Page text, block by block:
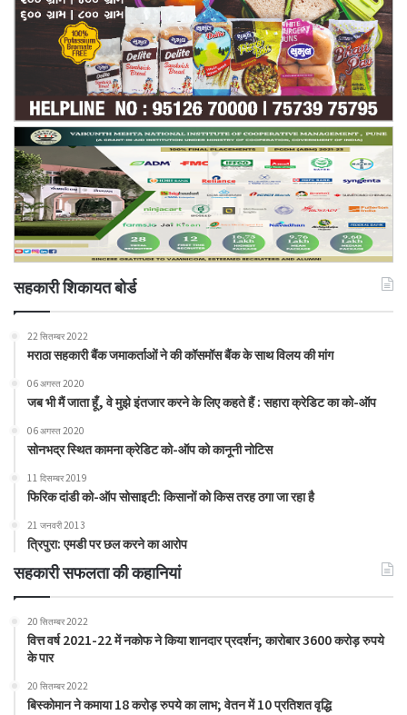
सहकारी शिकायत बोर्ड
22 सितम्बर 2022
मराठा सहकारी बैंक जमाकर्ताओं ने की कॉसमॉस बैंक के साथ विलय की मांग
06 अगस्त 2020
जब भी मैं जाता हूँ, वे मुझे इंतजार करने के लिए कहते हैं : सहारा क्रेडिट का को-ऑप
06 अगस्त 2020
सोनभद्र स्थित कामना क्रेडिट को-ऑप को कानूनी नोटिस
11 दिसम्बर 2019
फिरिक दांडी को-ऑप सोसाइटी: किसानों को किस तरह ठगा जा रहा है
21 जनवरी 2013
त्रिपुरा: एमडी पर छल करने का आरोप
सहकारी सफलता की कहानियां
20 सितम्बर 2022
वित्त वर्ष 2021-22 में नकोफ ने किया शानदार प्रदर्शन; कारोबार 3600 करोड़ रुपये
के पार
20 सितम्बर 2022
बिस्कोमान ने कमाया 18 करोड़ रुपये का लाभ; वेतन में 10 प्रतिशत वृद्धि